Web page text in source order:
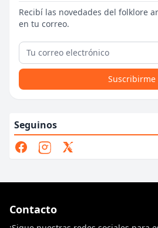
Recibí las novedades del folklore
en tu correo.
Suscribirme
Seguinos
Contacto